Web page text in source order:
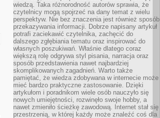
wiedzą. Taka różnorodność autorów sprawia, że
czytelnicy mogą spojrzeć na dany temat z wielu
perspektyw. Nie bez znaczenia jest również sposób
przekazywania informacji. Dobrze napisany artykuł
potrafi zaciekawić czytelnika, zachęcić do
dalszego zgłębiania tematu oraz inspirować do
własnych poszukiwań. Właśnie dlatego coraz
większą rolę odgrywa styl pisania, narracja oraz
sposób przedstawienia nawet najbardziej
skomplikowanych zagadnień. Warto także
pamiętać, że wiedza zdobywana w internecie może
mieć bardzo praktyczne zastosowanie. Dzięki
artykułom i poradnikom wiele osób nauczyło się
nowych umiejętności, rozwinęło swoje hobby, a
nawet zmieniło ścieżkę zawodową. Internet stał się
przestrzenią, w której każdy może znaleźć coś dla